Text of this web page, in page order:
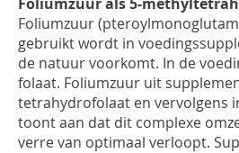
Foliumzuur
gebruikt wordt in
de natuur voorkomt. In de
folaat. Foliumzuur uit
tetrahydrofolaat en vervolgens
toont aan dat dit complexe
verre van optimaal verloopt.